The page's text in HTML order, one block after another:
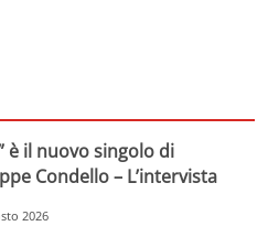
è il nuovo singolo di
Condello – L’intervista
2026